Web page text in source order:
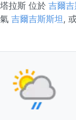
拉斯 位於 吉爾
吉爾吉斯斯坦,